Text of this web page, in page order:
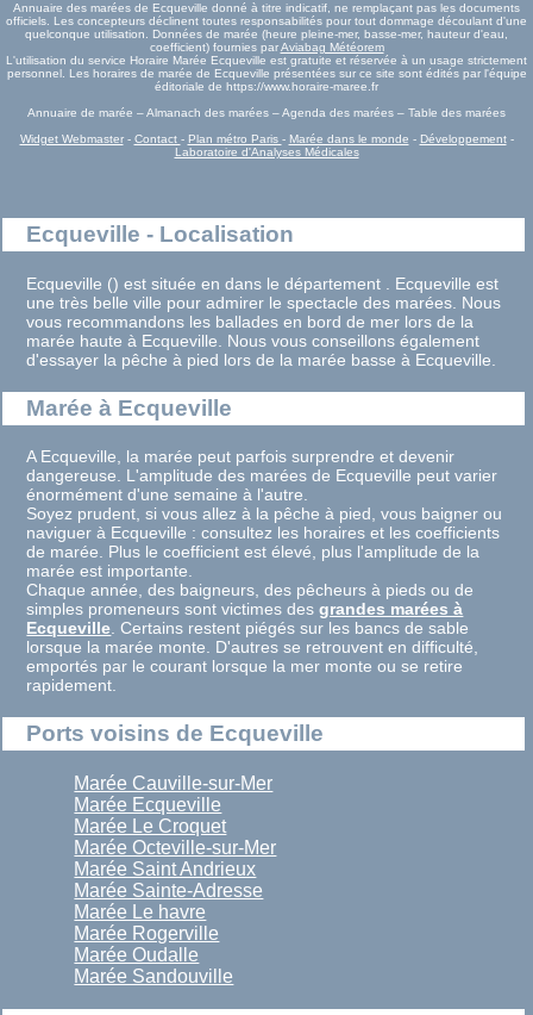
Annuaire des marées de Ecqueville donné à titre indicatif, ne remplaçant pas les documents
officiels. Les concepteurs déclinent toutes responsabilités pour tout dommage découlant d'une
quelconque utilisation. Données de marée (heure pleine-mer, basse-mer, hauteur d'eau,
coefficient) fournies parAviabag Météorem
L'utilisation du service Horaire Marée Ecqueville est gratuite et réservée à un usage strictement
personnel. Les horaires de marée de Ecqueville présentées sur ce site sont édités par l'équipe
éditoriale de https://www.horaire-maree.fr
Annuaire de marée – Almanach des marées – Agenda des marées – Table des marées
Widget Webmaster- Contact - Plan métro Paris - Marée dans le monde - Développement-
Laboratoire d'Analyses Médicales
Ecqueville - Localisation
Ecqueville () est située en dans le département . Ecqueville est
une très belle ville pour admirer le spectacle des marées. Nous
vous recommandons les ballades en bord de mer lors de la
marée haute à Ecqueville. Nous vous conseillons également
d'essayer la pêche à pied lors de la marée basse à Ecqueville.
Marée à Ecqueville
A Ecqueville, la marée peut parfois surprendre et devenir
dangereuse. L'amplitude des marées de Ecqueville peut varier
énormément d'une semaine à l'autre.
Soyez prudent, si vous allez à la pêche à pied, vous baigner ou
naviguer à Ecqueville : consultez les horaires et les coefficients
de marée. Plus le coefficient est élevé, plus l'amplitude de la
marée est importante.
Chaque année, des baigneurs, des pêcheurs à pieds ou de
simples promeneurs sont victimes desgrandes marées à
Ecqueville. Certains restent piégés sur les bancs de sable
lorsque la marée monte. D'autres se retrouvent en difficulté,
emportés par le courant lorsque la mer monte ou se retire
rapidement.
Ports voisins de Ecqueville
Marée Cauville-sur-Mer
Marée Ecqueville
Marée Le Croquet
Marée Octeville-sur-Mer
Marée Saint Andrieux
Marée Sainte-Adresse
Marée Le havre
Marée Rogerville
Marée Oudalle
Marée Sandouville